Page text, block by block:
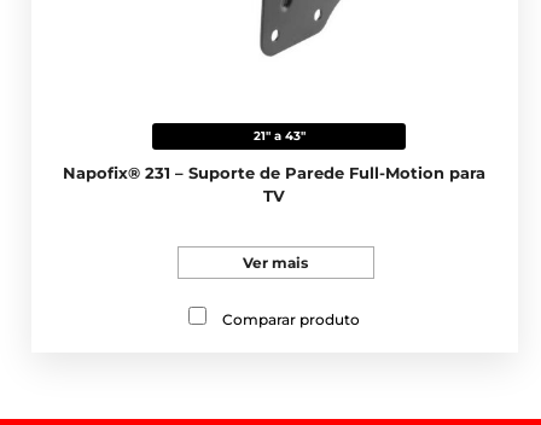
21" a 43"
Napofix® 231 – Suporte de Parede Full-Motion para
TV
Ver mais
Comparar produto